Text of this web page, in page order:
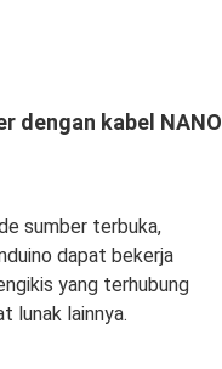
dengan kabel NANO
sumber terbuka,
dapat bekerja
yang terhubung
lunak lainnya.